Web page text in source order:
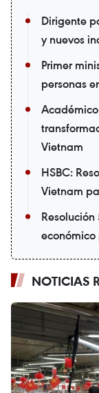
Dirigente
y nuevos
Primer
personas
Vietnam
HSBC:
Vietnam
NOTICIAS